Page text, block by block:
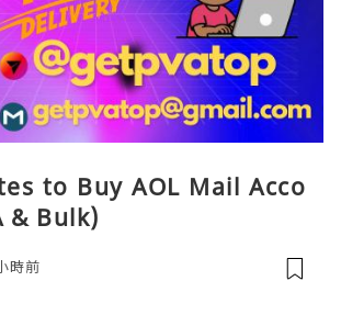
to Buy AOL Mail Acco
& Bulk)
時前